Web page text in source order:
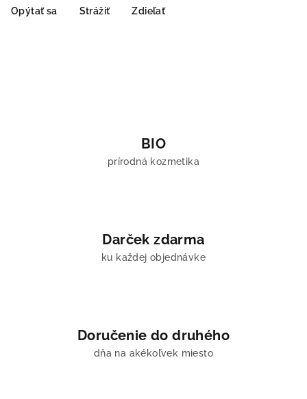
Opýtať sa Strážiť Zdieľať
BIO
prírodná kozmetika
Darček zdarma
ku každej objednávke
Doručenie do druhého
dňa na akékoľvek miesto